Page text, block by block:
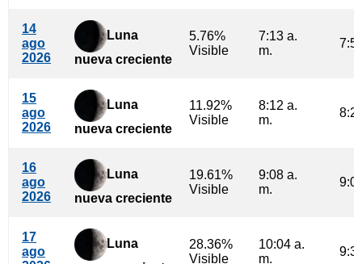
14
ago
2026
Luna
nueva creciente
5.76%
Visible
7:13 a.
m.
15
ago
2026
Luna
nueva creciente
11.92%
Visible
8:12 a.
m.
16
ago
2026
Luna
nueva creciente
19.61%
Visible
9:08 a.
m.
17
ago
Luna
28.36%
Visible
10:04 a.
m.